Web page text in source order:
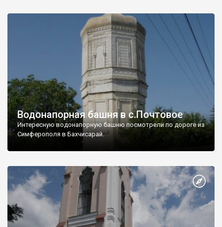
Водонапорная башня в с.Почтовое
Интересную водонапорную башню посмотрели по дороге из
Симферополя в Бахчисарай.